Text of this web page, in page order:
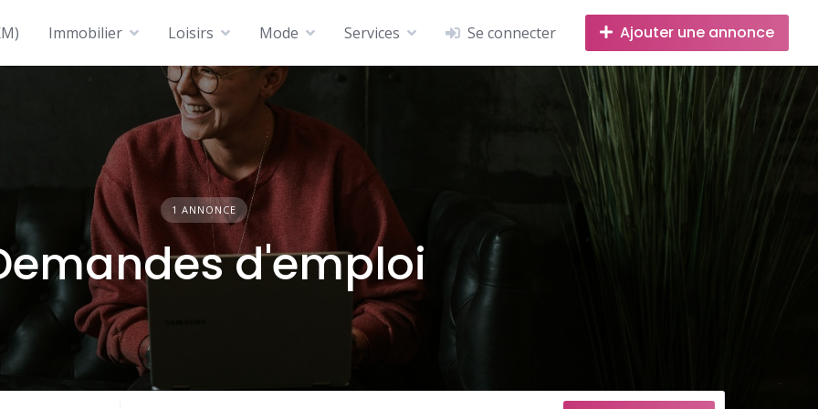
Immobilier Loisirs Mode Services Se connecter Ajouter une annonce
1 ANNONCE
d'emploi